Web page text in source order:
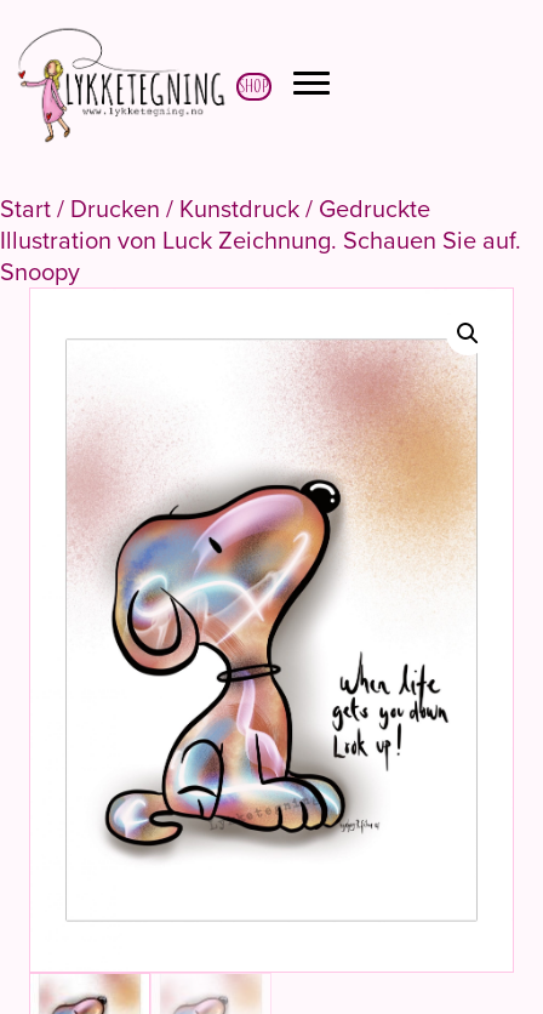
Shop
Start/ Drucken / Kunstdruck/ Gedruckte
Illustration von Luck Zeichnung. Schauen Sie auf.
Snoopy